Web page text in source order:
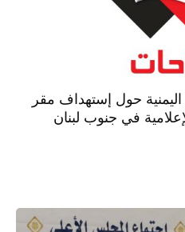
اليمنية حول إستهداف مقر
في جنوب لبنان